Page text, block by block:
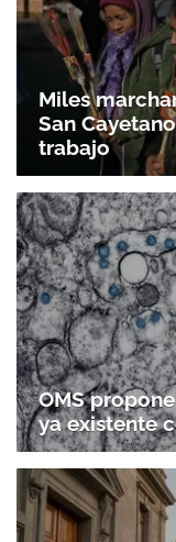
Miles
San
trabajo
OMS
ya existente